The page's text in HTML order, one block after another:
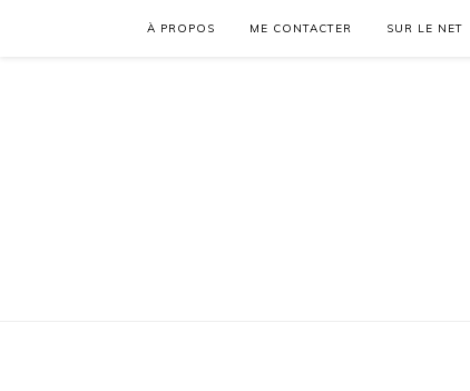
À PROPOS ME CONTACTER SUR LE NET